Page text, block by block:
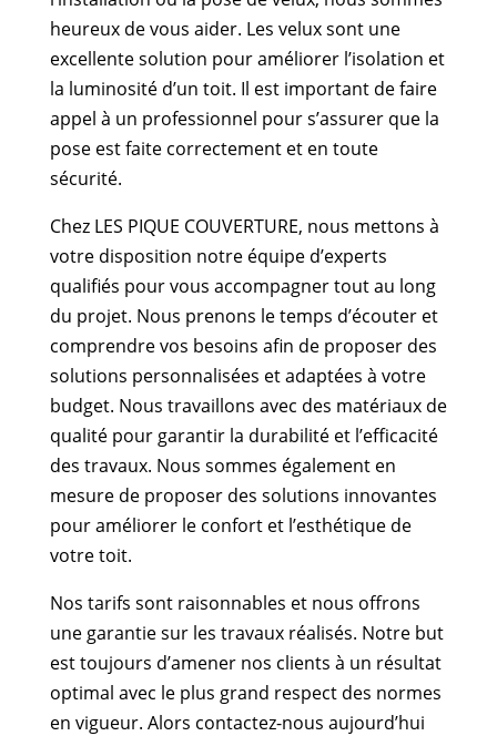
heureux de vous aider. Les velux sont une
excellente solution pour améliorer l’isolation et
la luminosité d’un toit. Il est important de faire
appel à un professionnel pour s’assurer que la
pose est faite correctement et en toute
sécurité.
Chez LES PIQUE COUVERTURE, nous mettons à
votre disposition notre équipe d’experts
qualifiés pour vous accompagner tout au long
du projet. Nous prenons le temps d’écouter et
comprendre vos besoins afin de proposer des
solutions personnalisées et adaptées à votre
budget. Nous travaillons avec des matériaux de
qualité pour garantir la durabilité et l’efficacité
des travaux. Nous sommes également en
mesure de proposer des solutions innovantes
pour améliorer le confort et l’esthétique de
votre toit.
Nos tarifs sont raisonnables et nous offrons
une garantie sur les travaux réalisés. Notre but
est toujours d’amener nos clients à un résultat
optimal avec le plus grand respect des normes
en vigueur. Alors contactez-nous aujourd’hui